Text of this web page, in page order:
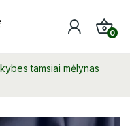
0
tamsiai mėlynas